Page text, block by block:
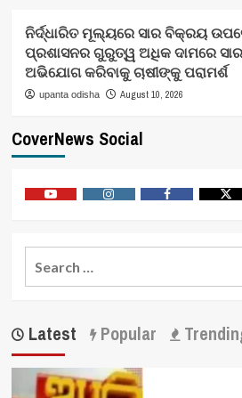
ନିର୍ଦ୍ଧାରିତ ମୂଲ୍ୟରେ ସାର ବିକ୍ରୟ
ପ୍ରଶାସନର ଗୁରୁତ୍ୱ ଅଧିକ ଦାମରେ
ଅଭିଯୋଗ କରିବାକୁ ଚାଷୀଙ୍କୁ ପରାମର୍ଶ
upanta odisha August 10, 2026
CoverNews Social
Latest Popular